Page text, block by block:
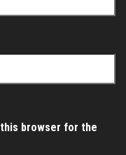
this browser for the